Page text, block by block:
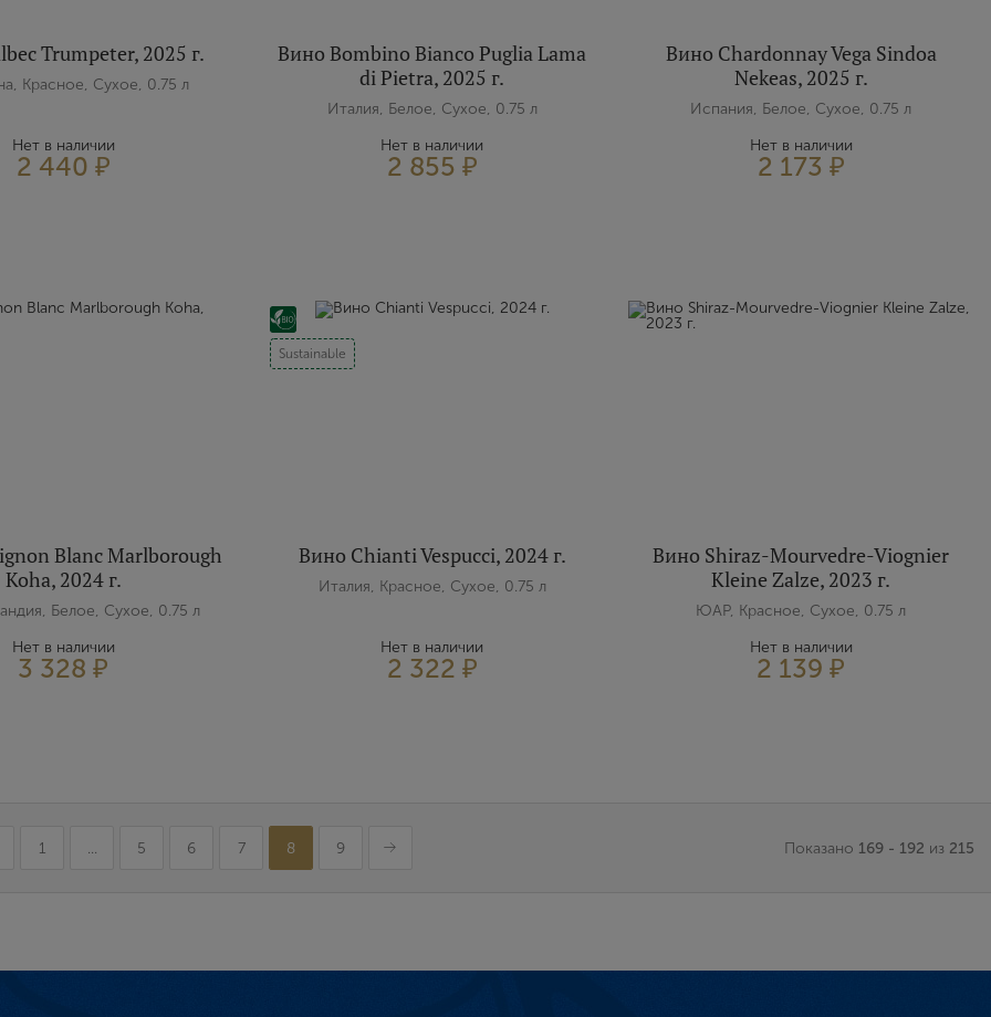
Trumpeter, 2025 г.
Красное, Сухое, 0.75 л
Нет в наличии
2 440 ₽
Вино Bombino Bianco Puglia Lama
di Pietra, 2025 г.
Италия, Белое, Сухое, 0.75 л
Нет в наличии
2 855 ₽
Вино Chardonnay Vega Sindoa
Nekeas, 2025 г.
Испания, Белое, Сухое, 0.75 л
Нет в наличии
2 173 ₽
Blanc Marlborough
Koha, 2024 г.
Белое, Сухое, 0.75 л
Нет в наличии
3 328 ₽
Sustainable
Вино Chianti Vespucci, 2024 г.
Италия, Красное, Сухое, 0.75 л
Нет в наличии
2 322 ₽
Вино Shiraz-Mourvedre-Viognier
Kleine Zalze, 2023 г.
ЮАР, Красное, Сухое, 0.75 л
Нет в наличии
2 139 ₽
1 ... 5 6 7 8 9 Показано 169 - 192 из 215